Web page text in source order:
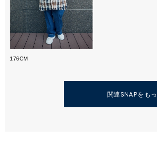
176CM
関連SNAPをも